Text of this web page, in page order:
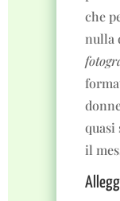
che
nulla
il